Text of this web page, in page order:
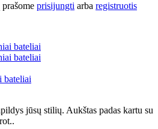
prisijungti arba registruotis
bateliai
jūsų stilių. Aukštas padas kartu su